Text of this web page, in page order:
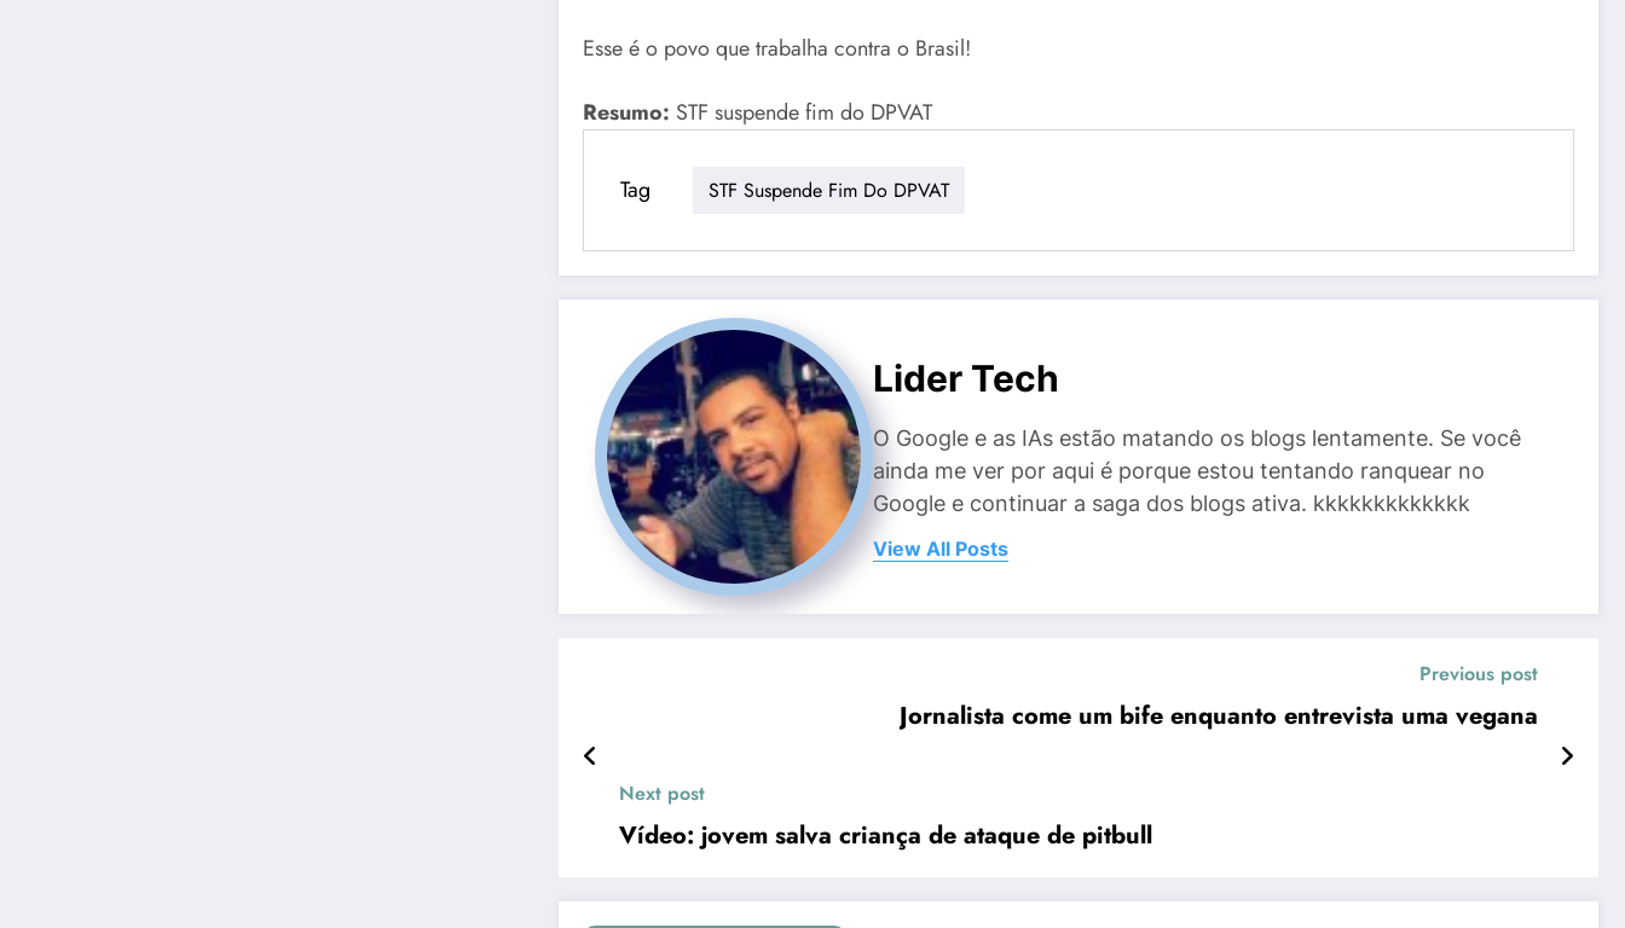
Esse é o povo que trabalha contra o Brasil!
Resumo: STF suspende fim do DPVAT
Tag STF Suspende Fim Do DPVAT
Lider Tech
O Google e as IAs estão matando os blogs lentamente. Se você
ainda me ver por aqui é porque estou tentando ranquear no
Google e continuar a saga dos blogs ativa. kkkkkkkkkkkkk
View All Posts
Previous post
Jornalista come um bife enquanto entrevista uma vegana
Next post
Vídeo: jovem salva criança de ataque de pitbull